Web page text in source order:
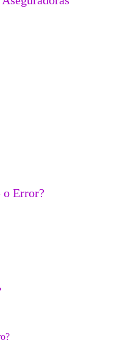
Error?